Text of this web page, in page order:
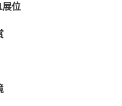
展位